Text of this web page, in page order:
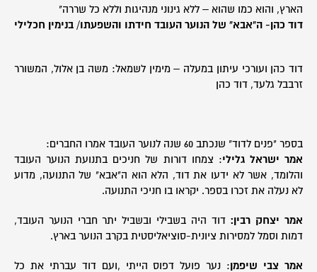
הארץ, והוא כמו שהוא – ללא גינוני מנהיגות וללא כל שררה"
דוד כהן- ה"אבא" של הנוער העובד חידתו והשפעתו/ בנימין חכלילי
דוד כהן ועורכי עיתון במעלה – מימין לשמאל: משה בן אלול, המשורר
זרבבל גלעד, דוד כהן
בספר "פנים לדוד" שנכתב 60 שנה לנוער העובד אמרו החברים:
אמר ישראל גלילי: צמחו דורות של חניכים בתנועת הנוער העובד
והלומד, אשר לא ידעו את דוד, הלא הוא ה"אבא" של התנועה, מדוע
לא נעלה את זכרו בספר. יקראו בו חניכי התנועה.
אמר יצחק רבין: דוד היה בשבילי ובשביל יתר חברי הנוער העובד,
דמות וסמל למסירות ציונית-סוציאליסטית בקרב הנוער בארץ.
אמר צבי שיפמן : נער פועל דפוס הייתי ,ועם דוד עברתי את כל